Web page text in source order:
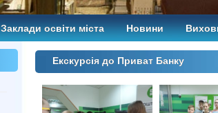
Заклади освіти міста Новини
Екскурсія до Приват Банку